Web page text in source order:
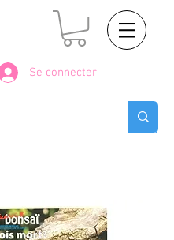
Se connecter